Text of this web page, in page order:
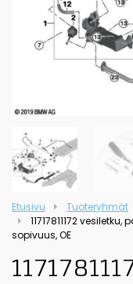
Etusivu Tuoteryhmät
11717811172
sopivuus, OE